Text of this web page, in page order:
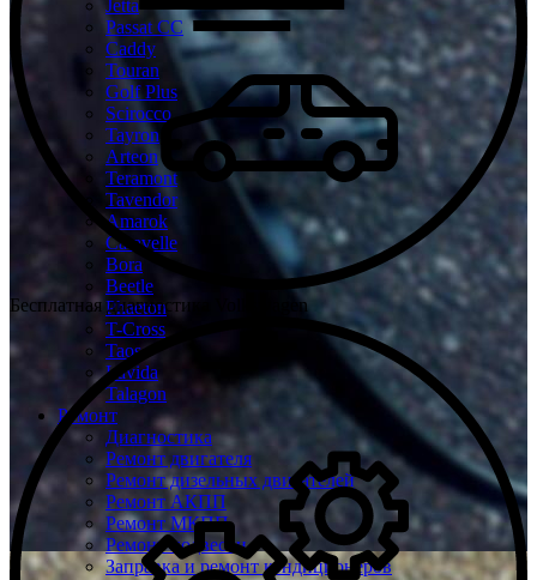
Jetta
Passat CC
Caddy
Touran
Golf Plus
Scirocco
Tayron
Arteon
Teramont
Tavendor
Amarok
Caravelle
Bora
Beetle
Phaeton
T-Cross
Taos
Lavida
Talagon
Ремонт
Диагностика
Ремонт двигателя
Ремонт дизельных двигателей
Ремонт АКПП
Ремонт МКПП
Ремонт подвески
Заправка и ремонт кондиционеров
Бесплатная диагностика Volkswagen